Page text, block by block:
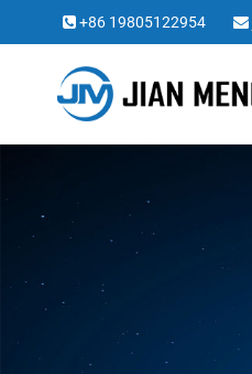
+86 19805122954